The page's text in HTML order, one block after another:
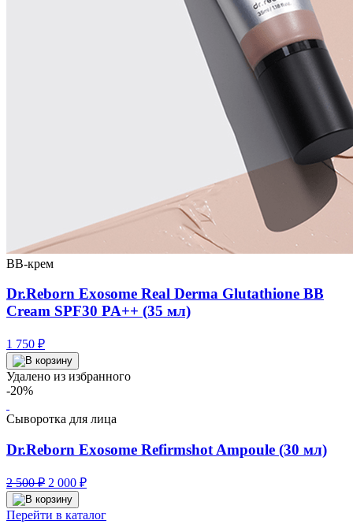
BB-крем
Dr.Reborn Exosome Real Derma Glutathione BB
Cream SPF30 PA++ (35 мл)
1 750 ₽
Удалено из избранного
-20%
Сыворотка для лица
Dr.Reborn Exosome Refirmshot Ampoule (30 мл)
2 500₽ Первоначальная
цена
составляла
2 000 ₽Текущая
Перейти в каталог